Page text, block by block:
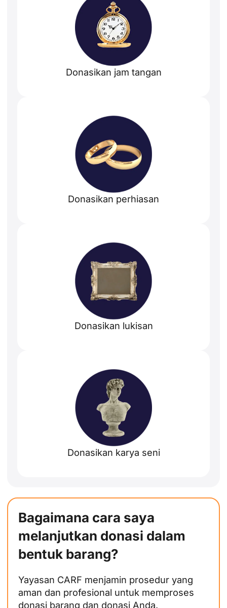
Donasikan jam tangan
Donasikan perhiasan
Donasikan lukisan
Donasikan karya seni
Bagaimana cara saya
melanjutkan donasi dalam
bentuk barang?
Yayasan CARF menjamin prosedur yang
aman dan profesional untuk memproses
donasi barang dan donasi Anda.